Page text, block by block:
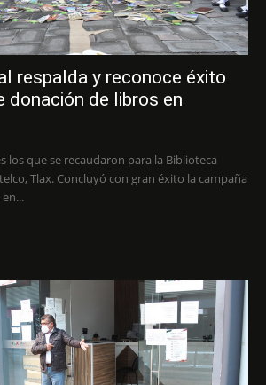
respalda y reconoce éxito
donación de libros en
los que se recaudaron para la Biblioteca